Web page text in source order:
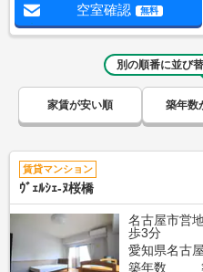
空室確認 無料
別の順番に並び
家賃が安い順 築年数
賃貸マンション
ｳﾞｪﾙｼｪ-ﾇ桜橋
名古屋市営
歩3分
愛知県名古
築年数